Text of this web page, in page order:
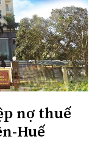
nợ thuế
Huế